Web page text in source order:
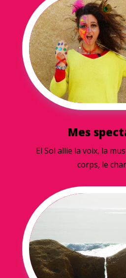
Mes
El Sol allie la voix, la
corps, le